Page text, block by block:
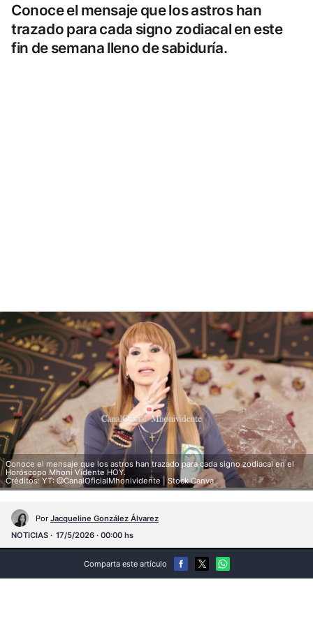
Conoce el mensaje que los astros han
trazado para cada signo zodiacal en este
fin de semana lleno de sabiduría.
Conoce el mensaje que los astros han trazado para cada signo zodiacal en el
Horóscopo Mhoni Vidente HOY.
Créditos: YT: @CanalOficialMhonividente | Stock Canva
Por Jacqueline González Álvarez
NOTICIAS
17/5/2026 · 00:00 hs
Comparta este artículo